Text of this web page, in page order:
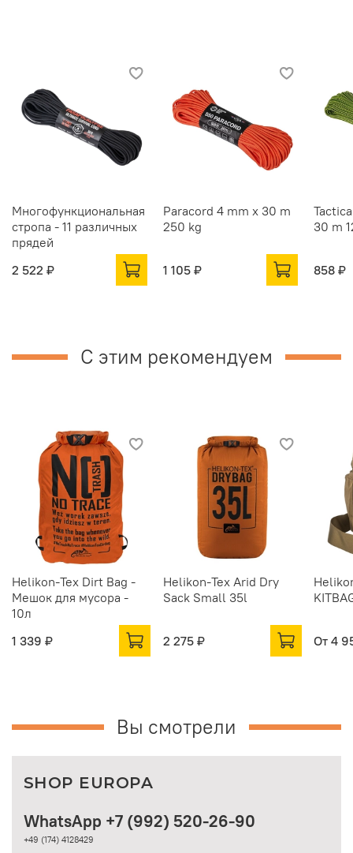
Многофункциональная
стропа - 11 различных
прядей
2 522 ₽
Paracord 4 mm x 30 m
250 kg
1 105 ₽
30 m
858 ₽
С этим рекомендуем
Helikon-Tex Dirt Bag -
Мешок для мусора -
10л
1 339 ₽
Helikon-Tex Arid Dry
Sack Small 35l
2 275 ₽ От 4
Вы смотрели
WhatsApp +7 (992) 520-26-90
+49 (174) 4128429
SHOP EUROPA